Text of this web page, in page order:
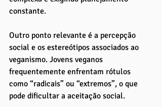
constante.
Outro ponto relevante é a percepção
social e os estereótipos associados ao
veganismo. Jovens veganos
frequentemente enfrentam rótulos
como “radicais” ou “extremos”, o que
pode dificultar a aceitação social.